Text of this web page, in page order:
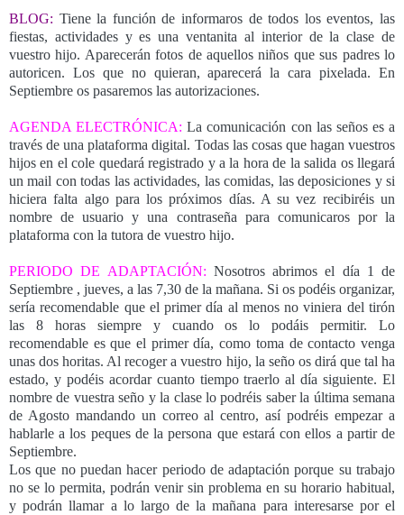
BLOG: Tiene la función de informaros de todos los eventos, las
fiestas, actividades y es una ventanita al interior de la clase de
vuestro hijo. Aparecerán fotos de aquellos niños que sus padres lo
autoricen. Los que no quieran, aparecerá la cara pixelada. En
Septiembre os pasaremos las autorizaciones.
AGENDA ELECTRÓNICA: La comunicación con las seños es a
través de una plataforma digital. Todas las cosas que hagan vuestros
hijos en el cole quedará registrado y a la hora de la salida os llegará
un mail con todas las actividades, las comidas, las deposiciones y si
hiciera falta algo para los próximos días. A su vez recibiréis un
nombre de usuario y una contraseña para comunicaros por la
plataforma con la tutora de vuestro hijo.
PERIODO DE ADAPTACIÓN: Nosotros abrimos el día 1 de
Septiembre , jueves, a las 7,30 de la mañana. Si os podéis organizar,
sería recomendable que el primer día al menos no viniera del tirón
las 8 horas siempre y cuando os lo podáis permitir. Lo
recomendable es que el primer día, como toma de contacto venga
unas dos horitas. Al recoger a vuestro hijo, la seño os dirá que tal ha
estado, y podéis acordar cuanto tiempo traerlo al día siguiente. El
nombre de vuestra seño y la clase lo podréis saber la última semana
de Agosto mandando un correo al centro, así podréis empezar a
hablarle a los peques de la persona que estará con ellos a partir de
Septiembre.
Los que no puedan hacer periodo de adaptación porque su trabajo
no se lo permita, podrán venir sin problema en su horario habitual,
y podrán llamar a lo largo de la mañana para interesarse por el